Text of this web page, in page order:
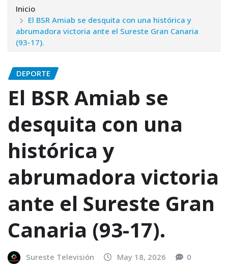
Inicio
El BSR Amiab se desquita con una histórica y
abrumadora victoria ante el Sureste Gran Canaria
(93-17).
DEPORTE
El BSR Amiab se
desquita con una
histórica y
abrumadora victoria
ante el Sureste Gran
Canaria (93-17).
Sureste Televisión May 18, 2026 0